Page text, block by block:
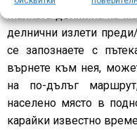
Малката дължина на
делнични излети
се запознаете с
върнете към нея,
на по-дълъг
населено място в
карайки известно